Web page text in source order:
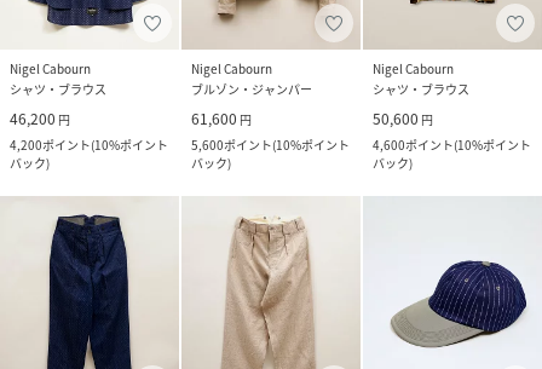
Nigel Cabourn
シャツ・ブラウス
46,200 円
4,200ポイント(10%ポイント
バック)
Nigel Cabourn
ブルゾン・ジャンパー
61,600 円
5,600ポイント(10%ポイント
バック)
Nigel Cabourn
シャツ・ブラウス
50,600 円
4,600ポイント(10%ポイント
バック)